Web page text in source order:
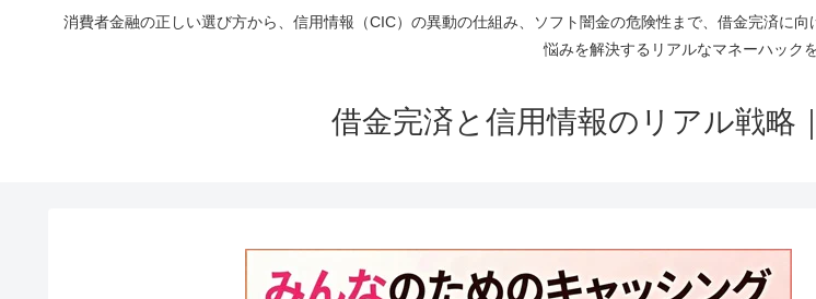
消費者金融の正しい選び方から、信用情報（CIC）の異動の仕組み、ソフト闇金の危険性まで、借金完済に
悩みを解決するリアルなマネーハック
借金完済と信用情報のリアル戦略